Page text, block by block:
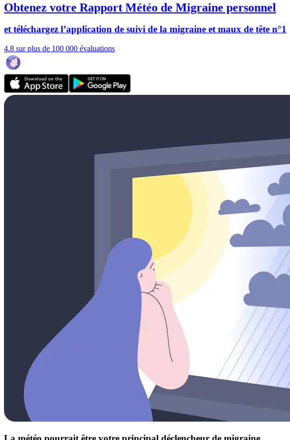
Obtenez votre Rapport Météo de Migraine personnel
et téléchargez l’application de suivi de la migraine et maux de tête n°1
4.8 sur plus de 100 000 évaluations